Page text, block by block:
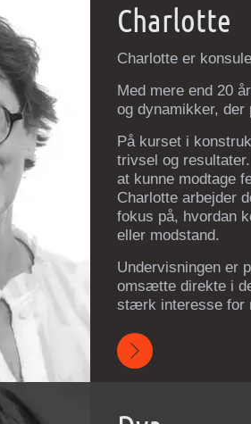
Charlotte
Charlotte er
Med mere end 20
og dynamikker,
På kurset i
trivsel og
at kunne modtage
Charlotte arbejder
fokus på, hvordan
eller modstand.
Undervisningen er
omsætte direkte i
stærk interesse for